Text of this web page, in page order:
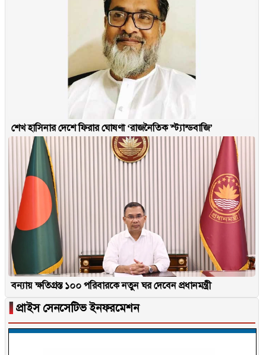
শেখ হাসিনার দেশে ফিরার ঘোষণা ‘রাজনৈতিক স্ট্যান্ডবাজি’
বন্যায় ক্ষতিগ্রস্ত ১০০ পরিবারকে নতুন ঘর দেবেন প্রধানমন্ত্রী
▐ প্রাইস সেনসেটিভ ইনফরমেশন